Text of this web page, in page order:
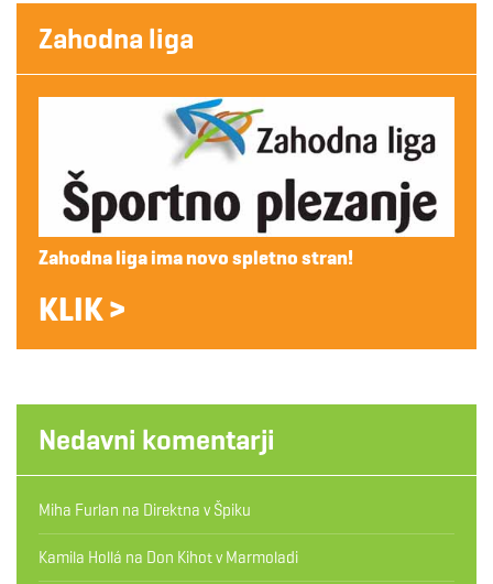
Zahodna liga
Zahodna liga ima novo spletno stran!
KLIK >
Nedavni komentarji
Miha Furlan na Direktna v Špiku
Kamila Hollá na Don Kihot v Marmoladi